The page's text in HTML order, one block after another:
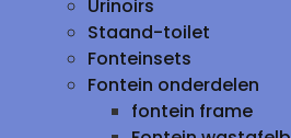
Urinoirs
Staand-toilet
Fonteinsets
Fontein onderdelen
fontein frame